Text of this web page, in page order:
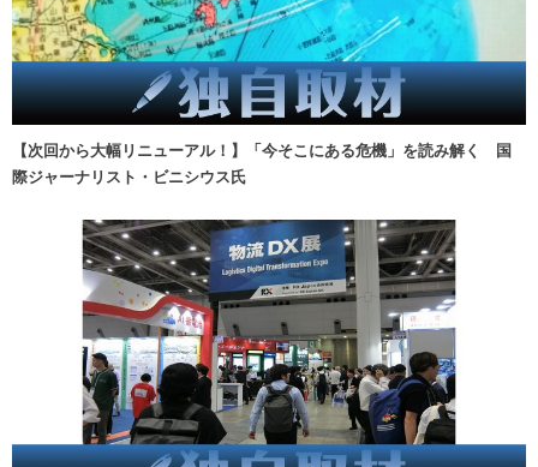
【次回から大幅リニューアル！】「今そこにある危機」を読み解く 国
際ジャーナリスト・ビニシウス氏